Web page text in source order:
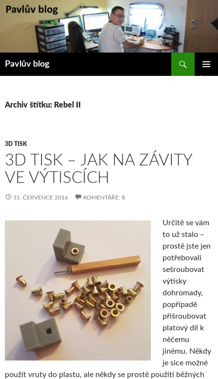
Přejít
Pavlův blog
Archiv štítku: Rebel II
3D TISK
3D TISK – JAK NA ZÁVITY
VE VÝTISCÍCH
31. ČERVENCE 2016 KOMENTÁŘE: 8
Určitě se vám
to už stalo –
prostě jste jen
potřebovali
sešroubovat
výtisky
dohromady,
popřípadě
přišroubovat
platový díl k
něčemu
jinému. Někdy
je sice možné
použít vruty do plastu, ale někdy se prostě použití běžných